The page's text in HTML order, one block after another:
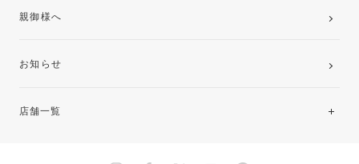
親御様へ
お知らせ
店舗一覧